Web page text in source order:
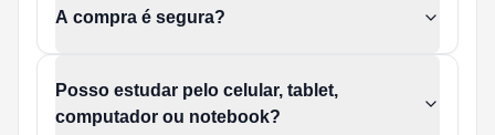
A compra é segura?
Posso estudar pelo celular, tablet,
computador ou notebook?